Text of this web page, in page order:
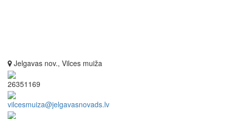
Jelgavas nov., Vilces muiža
26351169
vilcesmuiza@jelgavasnovads.lv